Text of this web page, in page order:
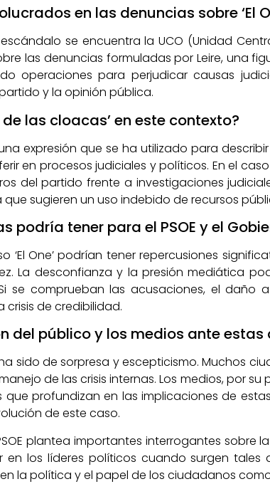
en las denuncias sobre ‘El
se encuentra la UCO (Unidad
las denuncias formuladas por Leire, una
operaciones para perjudicar causas
y la opinión pública.
de las cloacas’ en este contexto?
una expresión que se ha utilizado para
en procesos judiciales y políticos. En el
del partido frente a investigaciones
que sugieren un uso indebido de recursos
podría tener para el PSOE y el
‘El One’ podrían tener repercusiones
La desconfianza y la presión mediática
se comprueban las acusaciones, el daño
de credibilidad.
del público y los medios ante estas
sido de sorpresa y escepticismo. Muchos
de las crisis internas. Los medios, por
que profundizan en las implicaciones de
de este caso.
plantea importantes interrogantes sobre
los líderes políticos cuando surgen tales
la política y el papel de los ciudadanos